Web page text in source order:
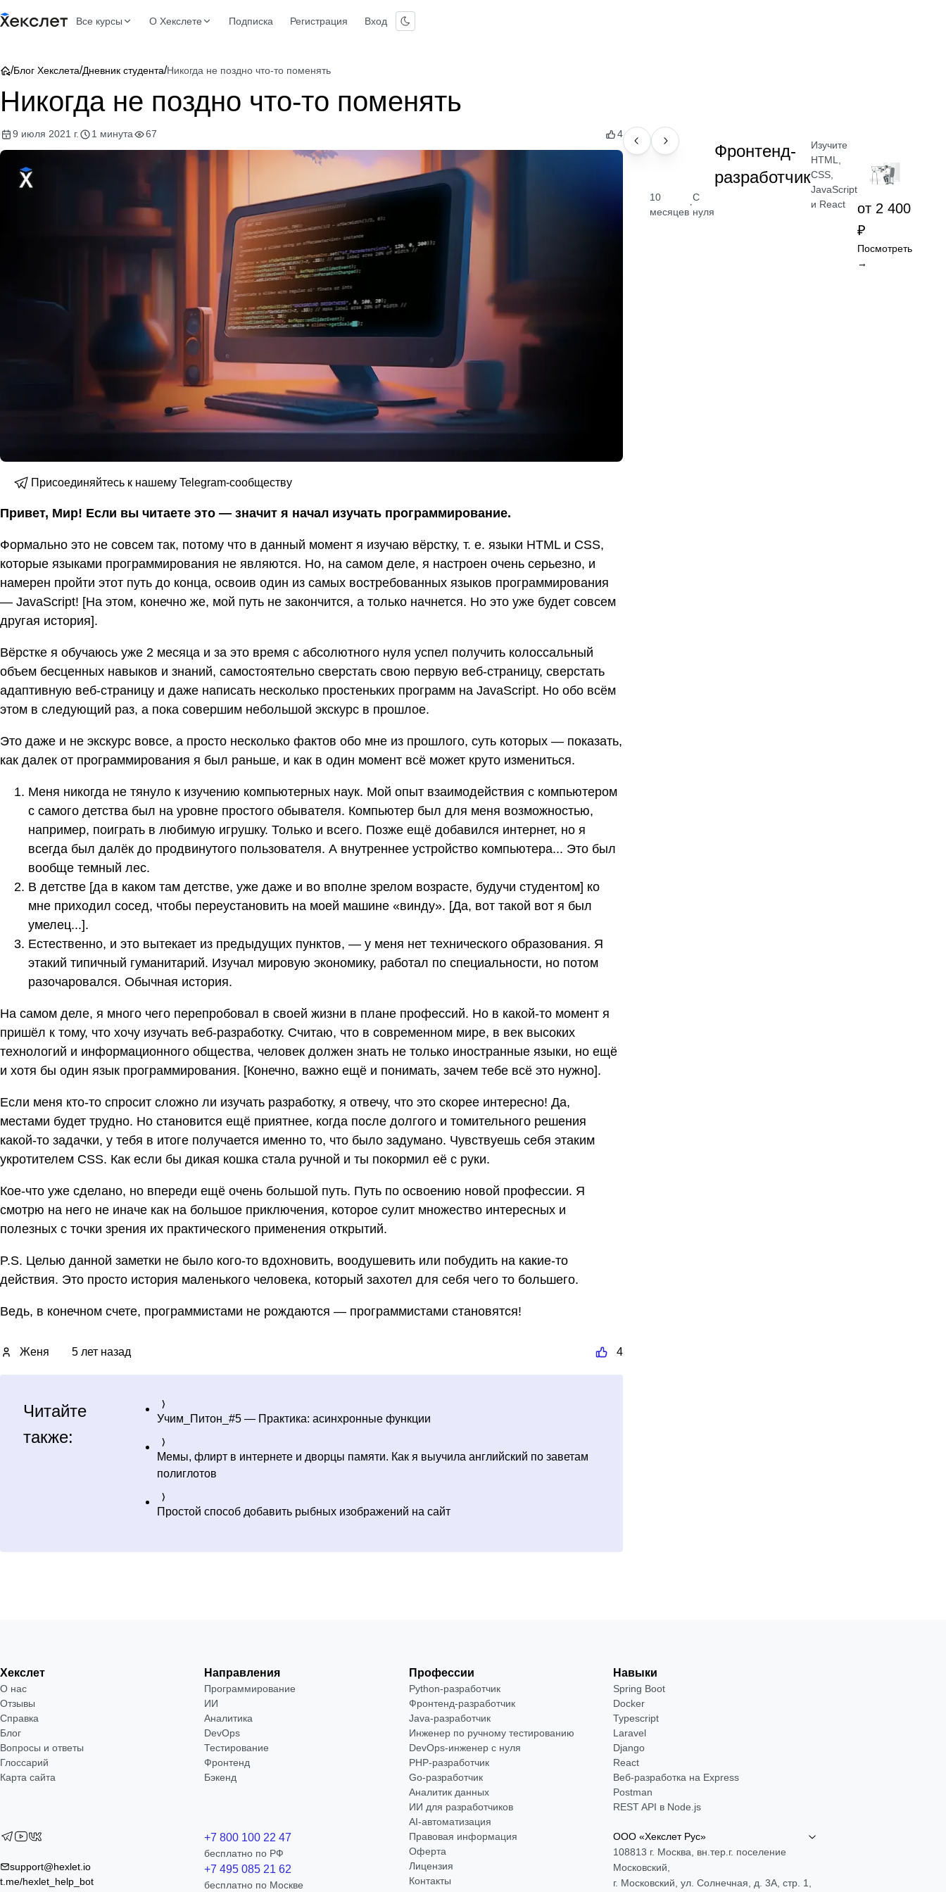
Все курсы О Хекслете Подписка Регистрация Вход
/Блог Хекслета/Дневник студента/Никогда не поздно что-то поменять
Никогда не поздно что-то поменять
9 июля 2021 г. 1 минута 67 4
Присоединяйтесь к нашему Telegram-сообществу
Привет, Мир! Если вы читаете это — значит я начал изучать программирование.
Формально это не совсем так, потому что в данный момент я изучаю вёрстку, т. е. языки HTML и СSS,
которые языками программирования не являются. Но, на самом деле, я настроен очень серьезно, и
намерен пройти этот путь до конца, освоив один из самых востребованных языков программирования
— JavaScript! [На этом, конечно же, мой путь не закончится, а только начнется. Но это уже будет совсем
другая история].
Вёрстке я обучаюсь уже 2 месяца и за это время с абсолютного нуля успел получить колоссальный
объем бесценных навыков и знаний, самостоятельно сверстать свою первую веб-страницу, сверстать
адаптивную веб-страницу и даже написать несколько простеньких программ на JavaScript. Но обо всём
этом в следующий раз, а пока совершим небольшой экскурс в прошлое.
Это даже и не экскурс вовсе, а просто несколько фактов обо мне из прошлого, суть которых — показать,
как далек от программирования я был раньше, и как в один момент всё может круто измениться.
Меня никогда не тянуло к изучению компьютерных наук. Мой опыт взаимодействия с компьютером
с самого детства был на уровне простого обывателя. Компьютер был для меня возможностью,
например, поиграть в любимую игрушку. Только и всего. Позже ещё добавился интернет, но я
всегда был далёк до продвинутого пользователя. А внутреннее устройство компьютера... Это был
вообще темный лес.
В детстве [да в каком там детстве, уже даже и во вполне зрелом возрасте, будучи студентом] ко
мне приходил сосед, чтобы переустановить на моей машине «винду». [Да, вот такой вот я был
умелец...].
Естественно, и это вытекает из предыдущих пунктов, — у меня нет технического образования. Я
этакий типичный гуманитарий. Изучал мировую экономику, работал по специальности, но потом
разочаровался. Обычная история.
На самом деле, я много чего перепробовал в своей жизни в плане профессий. Но в какой-то момент я
пришёл к тому, что хочу изучать веб-разработку. Считаю, что в современном мире, в век высоких
технологий и информационного общества, человек должен знать не только иностранные языки, но ещё
и хотя бы один язык программирования. [Конечно, важно ещё и понимать, зачем тебе всё это нужно].
Если меня кто-то спросит сложно ли изучать разработку, я отвечу, что это скорее интересно! Да,
местами будет трудно. Но становится ещё приятнее, когда после долгого и томительного решения
какой-то задачки, у тебя в итоге получается именно то, что было задумано. Чувствуешь себя этаким
укротителем CSS. Как если бы дикая кошка стала ручной и ты покормил её с руки.
Кое-что уже сделано, но впереди ещё очень большой путь. Путь по освоению новой профессии. Я
смотрю на него не иначе как на большое приключения, которое сулит множество интересных и
полезных с точки зрения их практического применения открытий.
P.S. Целью данной заметки не было кого-то вдохновить, воодушевить или побудить на какие-то
действия. Это просто история маленького человека, который захотел для себя чего то большего.
Ведь, в конечном счете, программистами не рождаются — программистами становятся!
Женя 5 лет назад 4
Читайте
также:
Учим_Питон_#5 — Практика: асинхронные функции
Мемы, флирт в интернете и дворцы памяти. Как я выучила английский по заветам
полиглотов
Простой способ добавить рыбных изображений на сайт
ПРОФЕССИЯ
10
месяцев
·
С
нуля
Фронтенд-
разработчик
Изучите
HTML,
CSS,
JavaScript
и React
от 2 400
₽
Посмотреть
→
Хекслет
О нас
Отзывы
Справка
Блог
Вопросы и ответы
Глоссарий
Карта сайта
Направления
Программирование
ИИ
Аналитика
DevOps
Тестирование
Фронтенд
Бэкенд
Профессии
Python-разработчик
Фронтенд-разработчик
Java-разработчик
Инженер по ручному тестированию
DevOps-инженер с нуля
РНР-разработчик
Go-разработчик
Аналитик данных
ИИ для разработчиков
AI-автоматизация
Навыки
Spring Boot
Docker
Typescript
Laravel
Django
React
Веб-разработка на Express
Postman
REST API в Node.js
support@hexlet.io
t.me/hexlet_help_bot
+7 800 100 22 47
бесплатно по РФ
+7 495 085 21 62
бесплатно по Москве
Правовая информация
Оферта
Лицензия
Контакты
ООО «Хекслет Рус»
108813 г. Москва, вн.тер.г. поселение
Московский,
г. Московский, ул. Солнечная, д. 3А, стр. 1,